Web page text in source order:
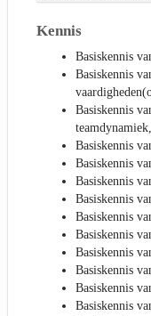
Kennis
Basiskennis
Basiskennis
Basiskennis
Basiskennis
Basiskennis
Basiskennis
Basiskennis
Basiskennis
Basiskennis
Basiskennis
Basiskennis
Basiskennis
Basiskennis